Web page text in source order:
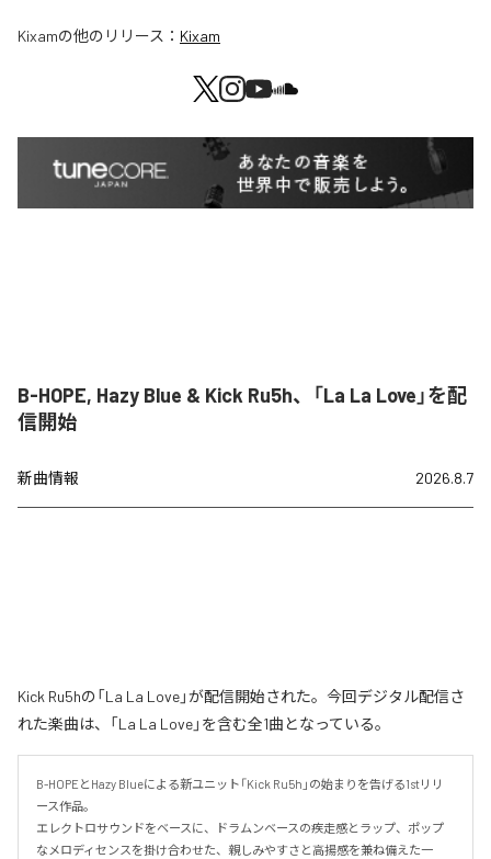
Kixamの他のリリース： Kixam
B-HOPE, Hazy Blue & Kick Ru5h、「La La Love」を配
信開始
新曲情報 2026.8.7
Kick Ru5hの「La La Love」が配信開始された。今回デジタル配信さ
れた楽曲は、「La La Love」を含む全1曲となっている。
B-HOPEとHazy Blueによる新ユニット「Kick Ru5h」の始まりを告げる1stリリ
ース作品。
エレクトロサウンドをベースに、ドラムンベースの疾走感とラップ、ポップ
なメロディセンスを掛け合わせた、親しみやすさと高揚感を兼ね備えた一